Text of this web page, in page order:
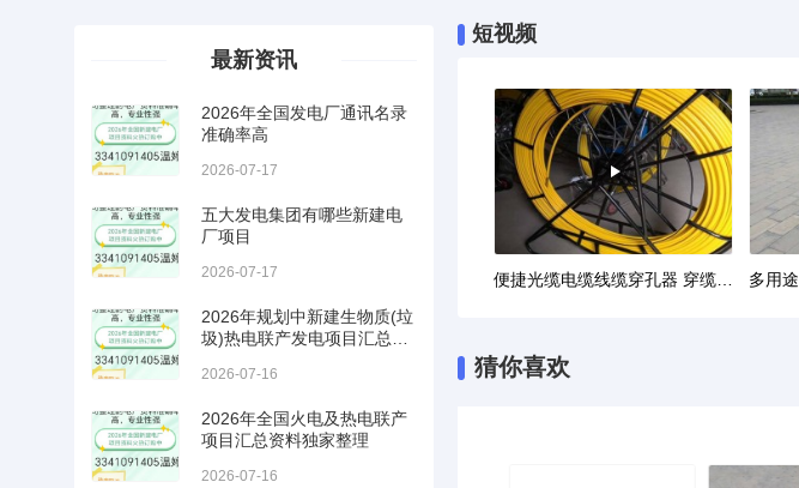
最新资讯
2026年全国发电厂通讯名录
准确率高
2026-07-17
五大发电集团有哪些新建电
厂项目
2026-07-17
2026年规划中新建生物质(垃
圾)热电联产发电项目汇总需
2026-07-16
2026年全国火电及热电联产
项目汇总资料独家整理
2026-07-16
短视频
便捷光缆电缆线缆穿孔器 穿缆拉线引线器
猜你喜欢